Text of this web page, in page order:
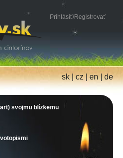
Prihlásiť/Registrovať
sk|cz|en|de
svojmu blízkemu